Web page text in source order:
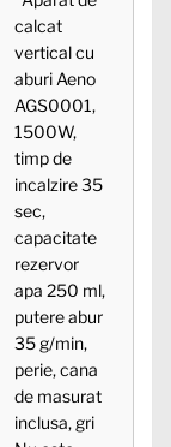
calcat
vertical cu
aburi Aeno
AGS0001,
1500W,
timp de
incalzire 35
sec,
capacitate
rezervor
apa 250 ml,
putere abur
35 g/min,
perie, cana
de masurat
inclusa, gri